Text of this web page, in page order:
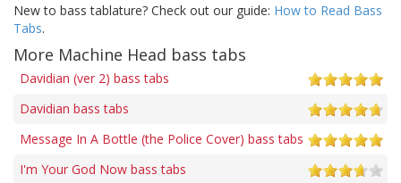
New to bass tablature? Check out our guide: How to Read Bass
Tabs.
More Machine Head bass tabs
Davidian (ver 2) bass tabs
Davidian bass tabs
Message In A Bottle (the Police Cover) bass tabs
I'm Your God Now bass tabs